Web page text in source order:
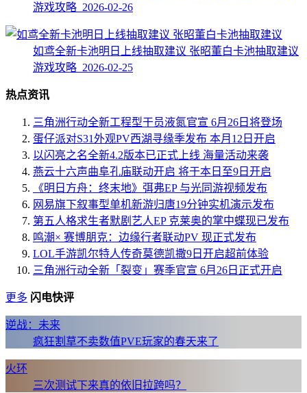
游戏攻略 2026-02-26
如鸢全新卡池明日上线抽取建议 张昭董白卡池抽取建议
游戏攻略 2026-02-25
热点资讯
三角洲行动全新工程型干员液氮官宣 6月26日将登场
蛋仔派对S31外观PV西湖寻缘季发布 本月12日开启
以闪亮之名全新4.2版本已正式上线 海量活动来袭
燕云十六声曲阜孔庙联动开启 将于本日至9日开启
《明日方舟：终末地》弭弗EP 与光同游视频发布
网易旗下叙事型单机新游归唐19分钟实机演示发布
第五人格求生者默剧艺人EP 克莱奥的掌中蝶现已发布
鸣潮× 赛博朋克：边缘行者联动PV 现正式发布
LOL手游凯尔特人传奇莫德凯撒9日开启超前体验
三角洲行动全新「裂变」赛季官宣 6月26日正式开启
更多 闪电快评
逆战：未来
疯狂割草不卖数值PVE玩家的春天来了
火环
三次测试下来真的依旧拉跨吗？